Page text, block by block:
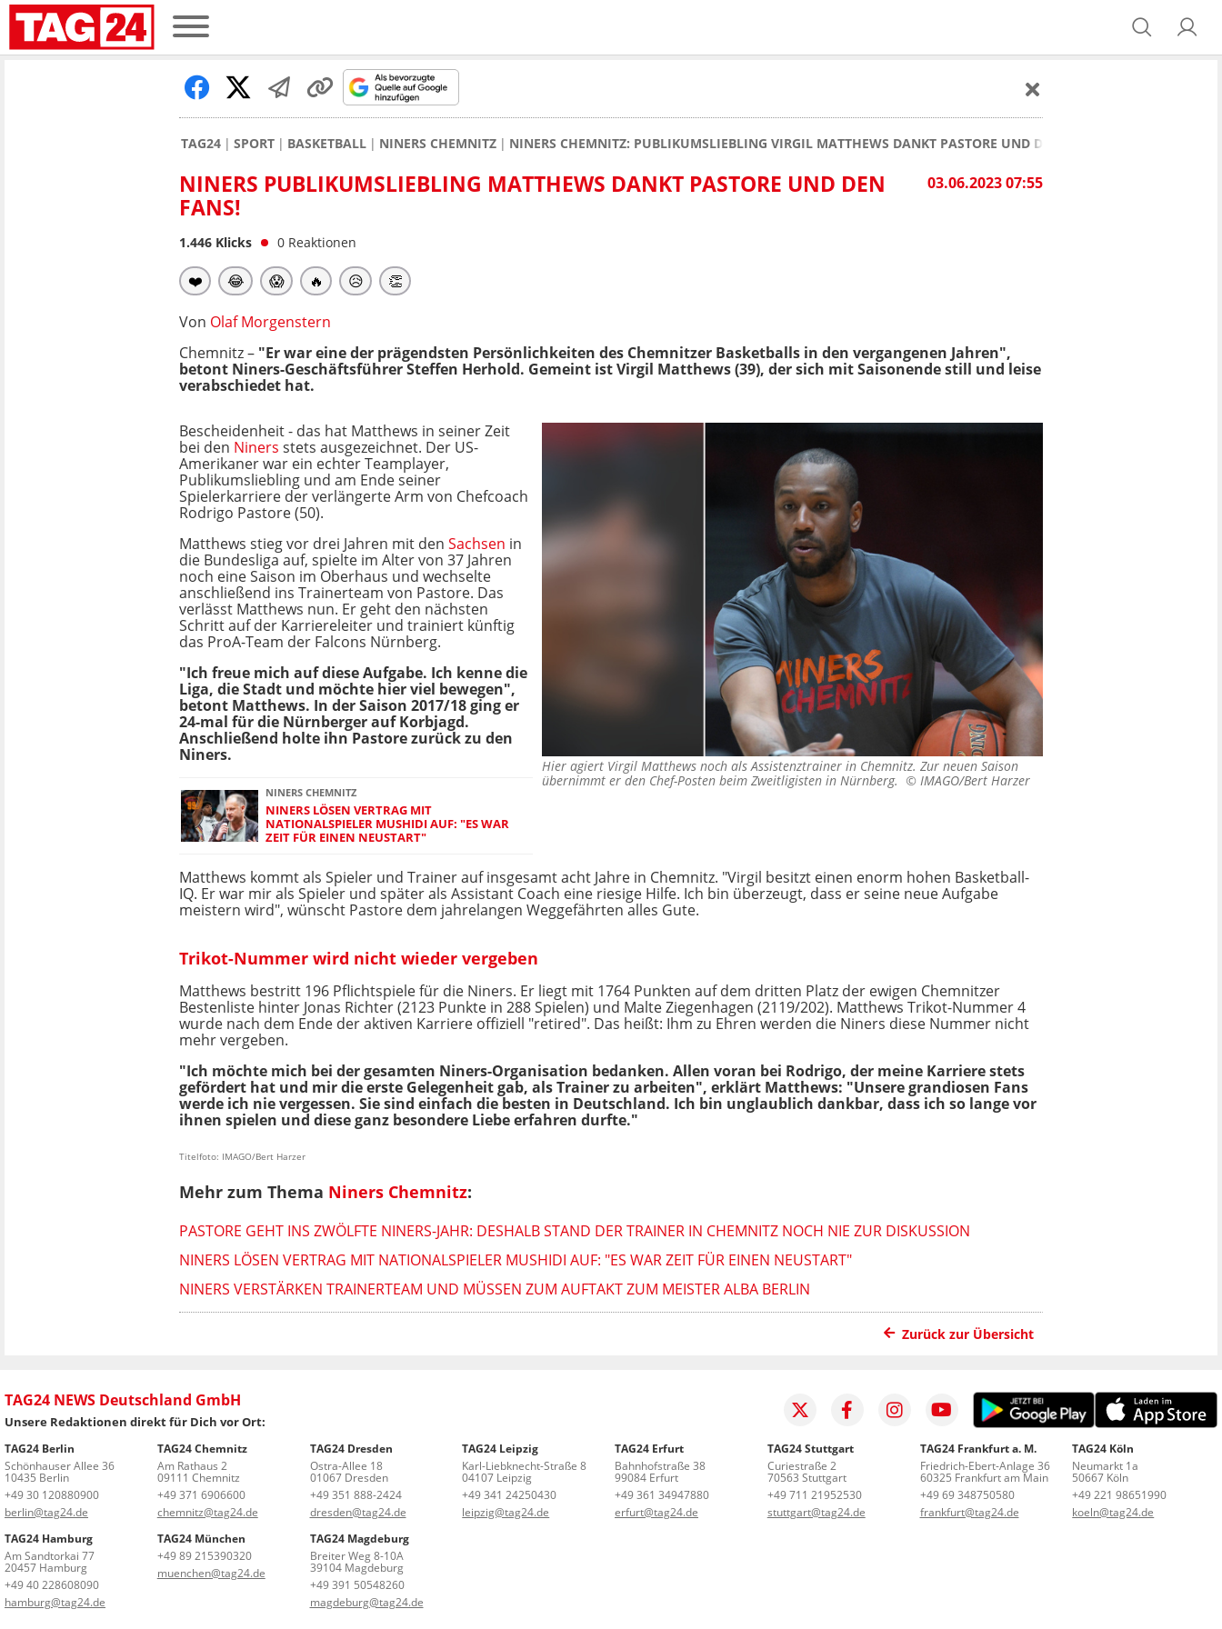
TAG24 SPORT BASKETBALL NINERS CHEMNITZ NINERS CHEMNITZ: PUBLIKUMSLIEBLING VIRGIL MATTHEWS DANKT PASTORE UND DEN FANS!
03.06.2023 07:55
NINERS PUBLIKUMSLIEBLING MATTHEWS DANKT PASTORE UND DEN
FANS!
1.446 Klicks 0 Reaktionen
❤️ 😂 😱 🔥 😥 👏
Von Olaf Morgenstern
Chemnitz – "Er war eine der prägendsten Persönlichkeiten des Chemnitzer Basketballs in den vergangenen Jahren",
betont Niners-Geschäftsführer Steffen Herhold. Gemeint ist Virgil Matthews (39), der sich mit Saisonende still und leise
verabschiedet hat.
Hier agiert Virgil Matthews noch als Assistenztrainer in Chemnitz. Zur neuen Saison
übernimmt er den Chef-Posten beim Zweitligisten in Nürnberg. © IMAGO/Bert Harzer
Bescheidenheit - das hat Matthews in seiner Zeit
bei den Niners stets ausgezeichnet. Der US-
Amerikaner war ein echter Teamplayer,
Publikumsliebling und am Ende seiner
Spielerkarriere der verlängerte Arm von Chefcoach
Rodrigo Pastore (50).
Matthews stieg vor drei Jahren mit den Sachsen in
die Bundesliga auf, spielte im Alter von 37 Jahren
noch eine Saison im Oberhaus und wechselte
anschließend ins Trainerteam von Pastore. Das
verlässt Matthews nun. Er geht den nächsten
Schritt auf der Karriereleiter und trainiert künftig
das ProA-Team der Falcons Nürnberg.
"Ich freue mich auf diese Aufgabe. Ich kenne die
Liga, die Stadt und möchte hier viel bewegen",
betont Matthews. In der Saison 2017/18 ging er
24-mal für die Nürnberger auf Korbjagd.
Anschließend holte ihn Pastore zurück zu den
Niners.
NINERS CHEMNITZ
NINERS LÖSEN VERTRAG MIT
NATIONALSPIELER MUSHIDI AUF: "ES WAR
ZEIT FÜR EINEN NEUSTART"
Matthews kommt als Spieler und Trainer auf insgesamt acht Jahre in Chemnitz. "Virgil besitzt einen enorm hohen Basketball-
IQ. Er war mir als Spieler und später als Assistant Coach eine riesige Hilfe. Ich bin überzeugt, dass er seine neue Aufgabe
meistern wird", wünscht Pastore dem jahrelangen Weggefährten alles Gute.
Trikot-Nummer wird nicht wieder vergeben
Matthews bestritt 196 Pflichtspiele für die Niners. Er liegt mit 1764 Punkten auf dem dritten Platz der ewigen Chemnitzer
Bestenliste hinter Jonas Richter (2123 Punkte in 288 Spielen) und Malte Ziegenhagen (2119/202). Matthews Trikot-Nummer 4
wurde nach dem Ende der aktiven Karriere offiziell "retired". Das heißt: Ihm zu Ehren werden die Niners diese Nummer nicht
mehr vergeben.
"Ich möchte mich bei der gesamten Niners-Organisation bedanken. Allen voran bei Rodrigo, der meine Karriere stets
gefördert hat und mir die erste Gelegenheit gab, als Trainer zu arbeiten", erklärt Matthews: "Unsere grandiosen Fans
werde ich nie vergessen. Sie sind einfach die besten in Deutschland. Ich bin unglaublich dankbar, dass ich so lange vor
ihnen spielen und diese ganz besondere Liebe erfahren durfte."
Titelfoto: IMAGO/Bert Harzer
Mehr zum Thema Niners Chemnitz:
PASTORE GEHT INS ZWÖLFTE NINERS-JAHR: DESHALB STAND DER TRAINER IN CHEMNITZ NOCH NIE ZUR DISKUSSION
NINERS LÖSEN VERTRAG MIT NATIONALSPIELER MUSHIDI AUF: "ES WAR ZEIT FÜR EINEN NEUSTART"
NINERS VERSTÄRKEN TRAINERTEAM UND MÜSSEN ZUM AUFTAKT ZUM MEISTER ALBA BERLIN
Zurück zur Übersicht
TAG24 NEWS Deutschland GmbH
Unsere Redaktionen direkt für Dich vor Ort:
TAG24 Berlin
Schönhauser Allee 36
10435 Berlin
+49 30 120880900
berlin@tag24.de
TAG24 Chemnitz
Am Rathaus 2
09111 Chemnitz
+49 371 6906600
chemnitz@tag24.de
TAG24 Dresden
Ostra-Allee 18
01067 Dresden
+49 351 888-2424
dresden@tag24.de
TAG24 Leipzig
Karl-Liebknecht-Straße 8
04107 Leipzig
+49 341 24250430
leipzig@tag24.de
TAG24 Erfurt
Bahnhofstraße 38
99084 Erfurt
+49 361 34947880
erfurt@tag24.de
TAG24 Stuttgart
Curiestraße 2
70563 Stuttgart
+49 711 21952530
stuttgart@tag24.de
TAG24 Frankfurt a. M.
Friedrich-Ebert-Anlage 36
60325 Frankfurt am Main
+49 69 348750580
frankfurt@tag24.de
TAG24 Köln
Neumarkt 1a
50667 Köln
+49 221 98651990
koeln@tag24.de
TAG24 Hamburg
Am Sandtorkai 77
20457 Hamburg
+49 40 228608090
hamburg@tag24.de
TAG24 München
+49 89 215390320
muenchen@tag24.de
TAG24 Magdeburg
Breiter Weg 8-10A
39104 Magdeburg
+49 391 50548260
magdeburg@tag24.de